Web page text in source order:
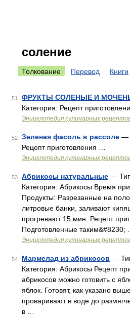
соление
Толкование Перевод Книги
51 ФРУКТЫ СОЛЕНЫЕ И
Категория: Рецепт
Энциклопедия кулинарных
52 Зеленая фасоль в рассоле —
Рецепт приготовления …
Энциклопедия кулинарных
53 Абрикосы натуральные —
Категория: Абрикосы Время
Продукты: Разрезанные на
литровые банки, заливают
прогревают 15 мин. Рецепт
Подготовленные таким&#8230; …
Энциклопедия кулинарных
54 Мармелад из абрикосов —
Категория: Абрикосы Рецепт
абрикосов можно готовить с
яблок. Готовят, как указано
проваривают в воде до
в …